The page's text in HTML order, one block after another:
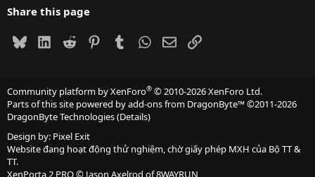
Share this page
BlueskyLinkedIn
Reddit PinterestTumblrWhatsApp
EmailLink
Community platform by XenForo® © 2010-2026 XenForo Ltd.
Parts of this site powered byadd-ons from DragonByte™©2011-2026
DragonByte Technologies(Details)
Design by: Pixel Exit
Website đang hoạt động thử nghiệm, chờ giấy phép MXH của Bộ TT &
TT.
XenPorta 2 PRO© Jason Axelrod of8WAYRUN